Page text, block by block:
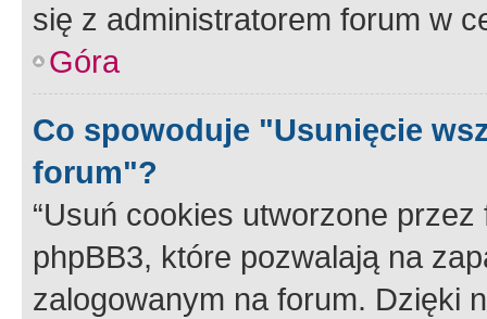
się z administratorem forum w
Góra
Co spowoduje "Usunięcie
forum"?
“Usuń cookies utworzone
phpBB3, które pozwalają na
zalogowanym na forum. Dzięki